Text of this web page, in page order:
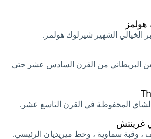
الشهير شيرلوك هولمز.
البريطاني من القرن السادس عشر حتى
المحفوظة في القرن التاسع عشر.
غرينتش
، وقبة سماوية ، وخط ميريديان الرئيسي.